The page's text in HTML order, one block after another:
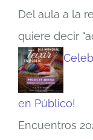
Del aula a la
quiere decir
en Público!
Encuentros